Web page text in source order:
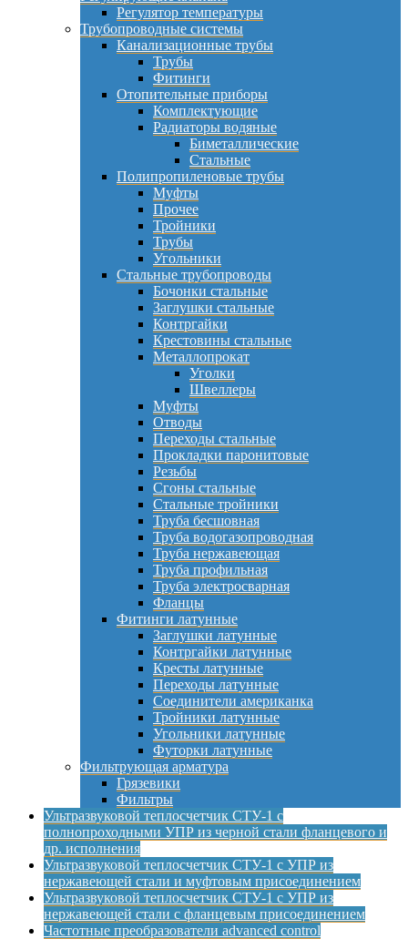
Регулятор температуры
Трубопроводные системы
Канализационные трубы
Трубы
Фитинги
Отопительные приборы
Комплектующие
Радиаторы водяные
Биметаллические
Стальные
Полипропиленовые трубы
Муфты
Прочее
Тройники
Трубы
Угольники
Стальные трубопроводы
Бочонки стальные
Заглушки стальные
Контргайки
Крестовины стальные
Металлопрокат
Уголки
Швеллеры
Муфты
Отводы
Переходы стальные
Прокладки паронитовые
Резьбы
Сгоны стальные
Стальные тройники
Труба бесшовная
Труба водогазопроводная
Труба нержавеющая
Труба профильная
Труба электросварная
Фланцы
Фитинги латунные
Заглушки латунные
Контргайки латунные
Кресты латунные
Переходы латунные
Соединители американка
Тройники латунные
Угольники латунные
Футорки латунные
Фильтрующая арматура
Грязевики
Фильтры
Ультразвуковой теплосчетчик СТУ-1 с
полнопроходными УПР из черной стали фланцевого и
др. исполнения
Ультразвуковой теплосчетчик СТУ-1 с УПР из
нержавеющей стали и муфтовым присоединением
Ультразвуковой теплосчетчик СТУ-1 с УПР из
нержавеющей стали с фланцевым присоединением
Частотные преобразователи advanced control